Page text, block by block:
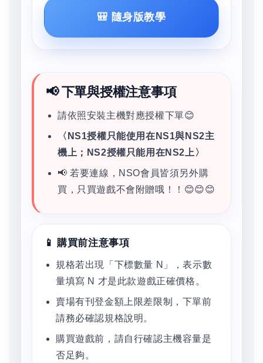
🎒 隨身版教學
📢 下單與授權注意事項
請依照安裝主機對應授權下單😊
〈NS1授權只能使用在NS1與NS2主
機上；NS2授權只能用在NS2上〉
📢 若要連線，NSO會員皆須另外購
買，只買遊戲不會附贈哦！！😊😊😊
📱 購買前注意事項
規格若出現「下標數量 N」，表示數
量填寫 N 才是此款遊戲正確價格。
賣場有刊登金額上限差限制，下單前
請務必確認規格說明。
購買遊戲前，請自行確認主機容量是
否足夠。